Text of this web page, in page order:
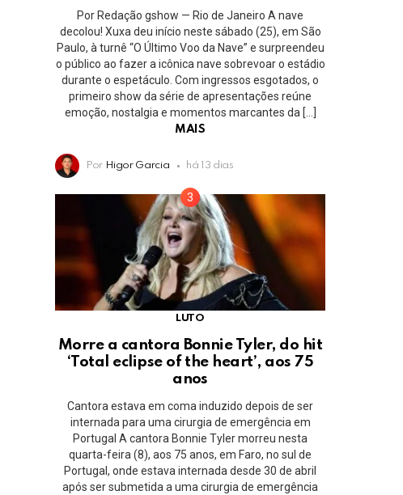
Por Redação gshow — Rio de Janeiro A nave
decolou! Xuxa deu início neste sábado (25), em São
Paulo, à turnê “O Último Voo da Nave” e surpreendeu
o público ao fazer a icônica nave sobrevoar o estádio
durante o espetáculo. Com ingressos esgotados, o
primeiro show da série de apresentações reúne
emoção, nostalgia e momentos marcantes da […]
MAIS
Por Higor Garcia há 13 dias
LUTO
Morre a cantora Bonnie Tyler, do hit
‘Total eclipse of the heart’, aos 75
anos
Cantora estava em coma induzido depois de ser
internada para uma cirurgia de emergência em
Portugal A cantora Bonnie Tyler morreu nesta
quarta-feira (8), aos 75 anos, em Faro, no sul de
Portugal, onde estava internada desde 30 de abril
após ser submetida a uma cirurgia de emergência